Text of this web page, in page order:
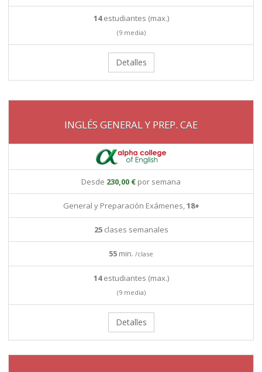
14estudiantes (max.)
(9 media)
Detalles
INGLÉS GENERAL Y PREP. CAE
Desde 230,00 € por semana
General y Preparación Exámenes,18+
25clases semanales
55 min. /clase
14estudiantes (max.)
(9 media)
Detalles